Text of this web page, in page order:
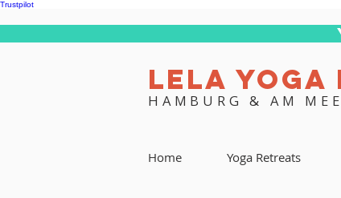
Trustpilot
LELA YOGA
HAMBURG & AM
Home Yoga Retreats